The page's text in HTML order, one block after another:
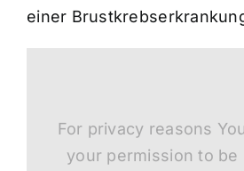
einer
For privacy reasons
your permission to be